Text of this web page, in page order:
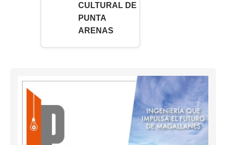
CULTURAL DE
PUNTA
ARENAS